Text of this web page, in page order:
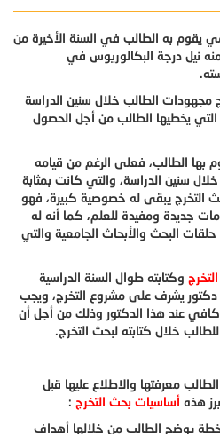
يقوم به الطالب في السنة الأخيرة من
نيل درجة البكالوريوس في
مجهودات الطالب خلال سنين الدراسة
التي يخطيها الطالب من أجل الحصول
بها الطالب، فعلى الرغم من قيامه
سنين الدراسة، والتي كانت بمثابة
التخرج يبقى له خصوصية كبيرة، فهو
جديدة ومفيدة للعلم، كما أنه له
البحث والأبحاث الجامعية والتي
وكتابته طوال السنة الدراسية
دكتور يشرف على مشروع التخرج، ويجب
عند هذا الدكتور وذلك من أجل أن
خلال كتابته لبحث التخرج.
معرفتها والاطلاع عليها قبل
هذه أساسيات بحث التخرج :
يوضح الطالب من خلالها أهداف